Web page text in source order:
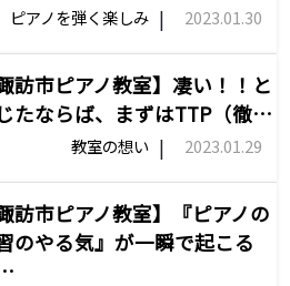
ピアノを弾く楽しみ | 2023.01.30
諏訪市ピアノ教室】凄い！！と
たならば、まずはTTP（徹…
教室の想い | 2023.01.29
諏訪市ピアノ教室】『ピアノの
のやる気』が一瞬で起こる